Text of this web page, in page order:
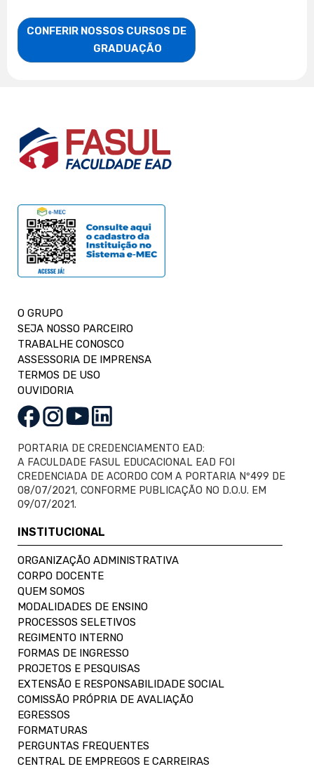
CONFERIR NOSSOS CURSOS DE
                    GRADUAÇÃO
O GRUPO
SEJA NOSSO PARCEIRO
TRABALHE CONOSCO
ASSESSORIA DE IMPRENSA
TERMOS DE USO
OUVIDORIA
PORTARIA DE CREDENCIAMENTO EAD:
A FACULDADE FASUL EDUCACIONAL EAD FOI
CREDENCIADA DE ACORDO COM A PORTARIA Nº499 DE
08/07/2021, CONFORME PUBLICAÇÃO NO D.O.U. EM
09/07/2021.
INSTITUCIONAL
ORGANIZAÇÃO ADMINISTRATIVA
CORPO DOCENTE
QUEM SOMOS
MODALIDADES DE ENSINO
PROCESSOS SELETIVOS
REGIMENTO INTERNO
FORMAS DE INGRESSO
PROJETOS E PESQUISAS
EXTENSÃO E RESPONSABILIDADE SOCIAL
COMISSÃO PRÓPRIA DE AVALIAÇÃO
EGRESSOS
FORMATURAS
PERGUNTAS FREQUENTES
CENTRAL DE EMPREGOS E CARREIRAS